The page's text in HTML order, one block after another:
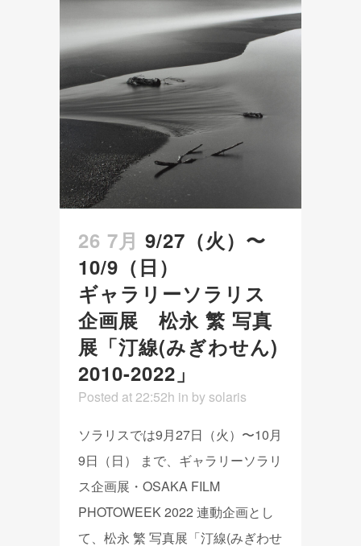
26 7月 9/27（火）〜
10/9（日）
ギャラリーソラリス
企画展 松永 繁 写真
展「汀線(みぎわせん)
2010-2022」
Posted at 22:52h in by solaris
ソラリスでは9月27日（火）〜10月
9日（日） まで、ギャラリーソラリ
ス企画展・OSAKA FILM
PHOTOWEEK 2022 連動企画とし
て、松永 繁 写真展「汀線(みぎわせ